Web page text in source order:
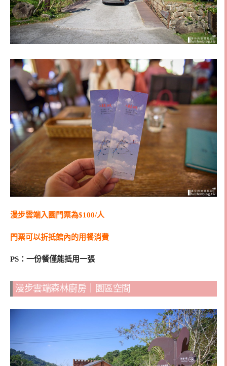
漫步雲端入園門票為$100/人
門票可以折抵館內的用餐消費
PS：一份餐僅能抵用一張
漫步雲端森林廚房｜園區空間